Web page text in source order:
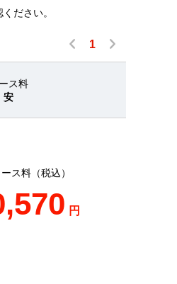
ださい。
1
ス料
安
ス料（税込）
円